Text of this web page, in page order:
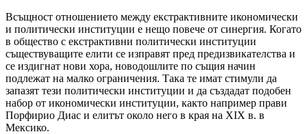
Всъщност отношението между екстрактивните икономически
и политически институции е нещо повече от синергия. Когато
в общество с екстрактивни политически институции
съществуващите елити се изправят пред предизвикателства и
се издигнат нови хора, новодошлите по същия начин
подлежат на малко ограничения. Така те имат стимули да
запазят тези политически институции и да създадат подобен
набор от икономически институции, както например прави
Порфирио Диас и елитът около него в края на XIX в. в
Мексико.